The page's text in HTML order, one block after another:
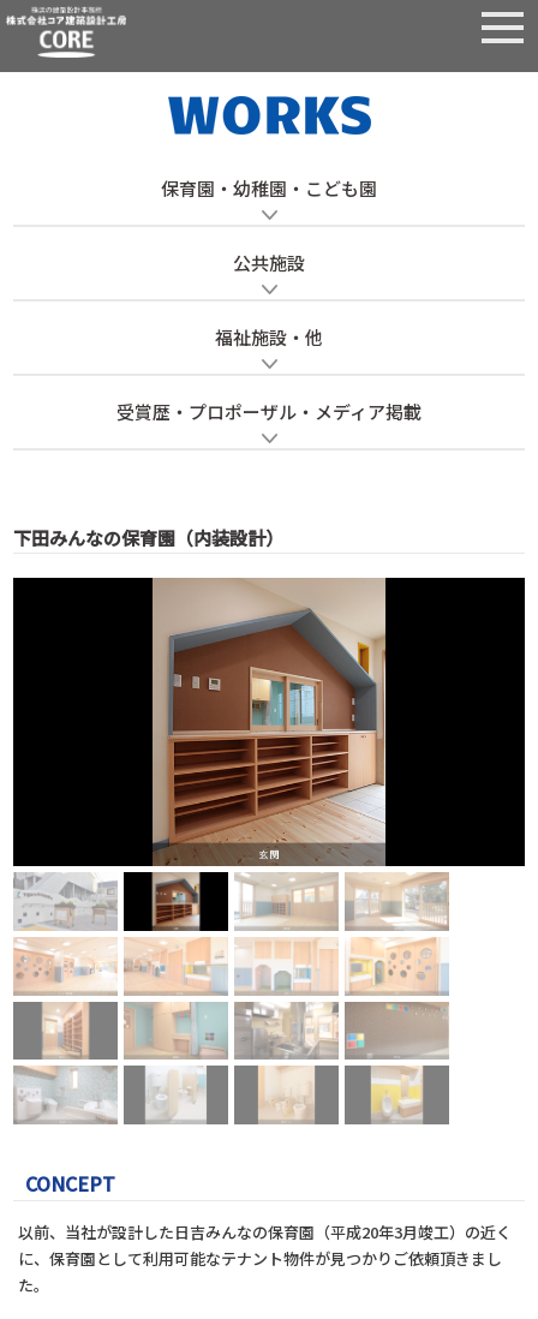
保育園・幼稚園・こども園
公共施設
福祉施設・他
受賞歴・プロポーザル・メディア掲載
下田みんなの保育園（内装設計）
CONCEPT
以前、当社が設計した日吉みんなの保育園（平成20年3月竣工）の近く
に、保育園として利用可能なテナント物件が見つかりご依頼頂きまし
た。